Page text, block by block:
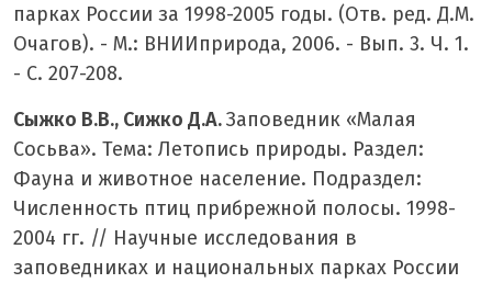
парках России за 1998-2005 годы. (Отв. ред. Д.М.
Очагов). - М.: ВНИИприрода, 2006. - Вып. 3. Ч. 1.
- С. 207-208.
Сыжко В.В., Сижко Д.А.Заповедник «Малая
Сосьва». Тема: Летопись природы. Раздел:
Фауна и животное население. Подраздел:
Численность птиц прибрежной полосы. 1998-
2004 гг. // Научные исследования в
заповедниках и национальных парках России